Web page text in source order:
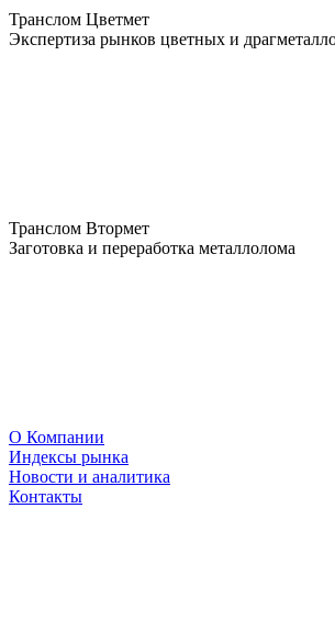
Транслом Цветмет
Экспертиза рынков цветных и
Транслом Втормет
Заготовка и переработка металлолома
О Компании
Индексы рынка
Новости и аналитика
Контакты